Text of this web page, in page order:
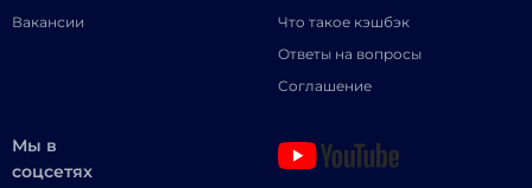
Вакансии
Что такое кэшбэк
Ответы на вопросы
Соглашение
Мы в
соцсетях